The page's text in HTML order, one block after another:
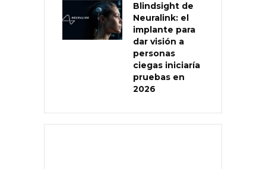
Blindsight de
Neuralink: el
implante para
dar visión a
personas
ciegas iniciaría
pruebas en
2026